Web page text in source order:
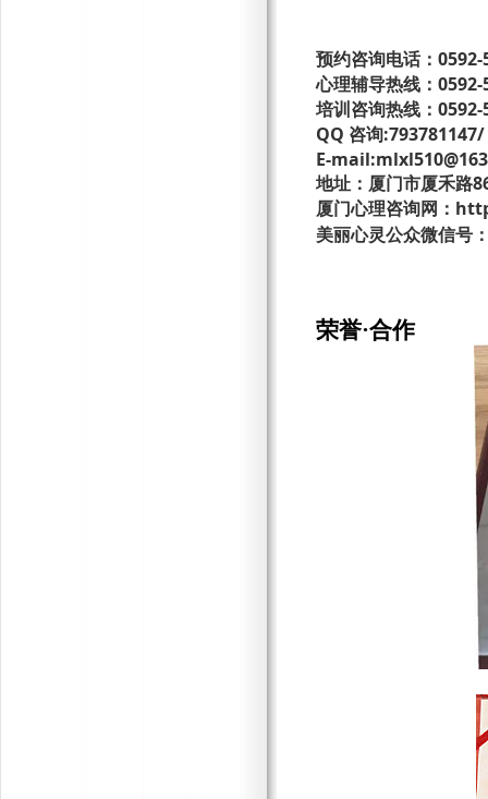
预约咨询电话： 0592-
心理辅导热线： 0592-
培训咨询热线： 0592-
QQ 咨询
E-
地址：厦门市厦禾路
厦门心理咨询网：
美丽心灵公众微信号
荣誉·合作